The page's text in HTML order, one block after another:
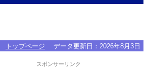
トップページ データ更新日： 2026年8月3日
スポンサーリンク